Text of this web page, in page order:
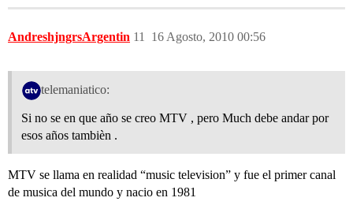
AndreshjngrsArgentin 16 Agosto, 2010 00:56
11
telemaniatico:
Si no se en que año se creo MTV , pero Much debe andar por
esos años tambièn .
MTV se llama en realidad “music television” y fue el primer canal
de musica del mundo y nacio en 1981